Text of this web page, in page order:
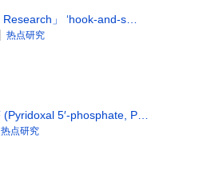
Research」 ‘hook-and-s…
热点研究
(Pyridoxal 5′-phosphate, P…
热点研究